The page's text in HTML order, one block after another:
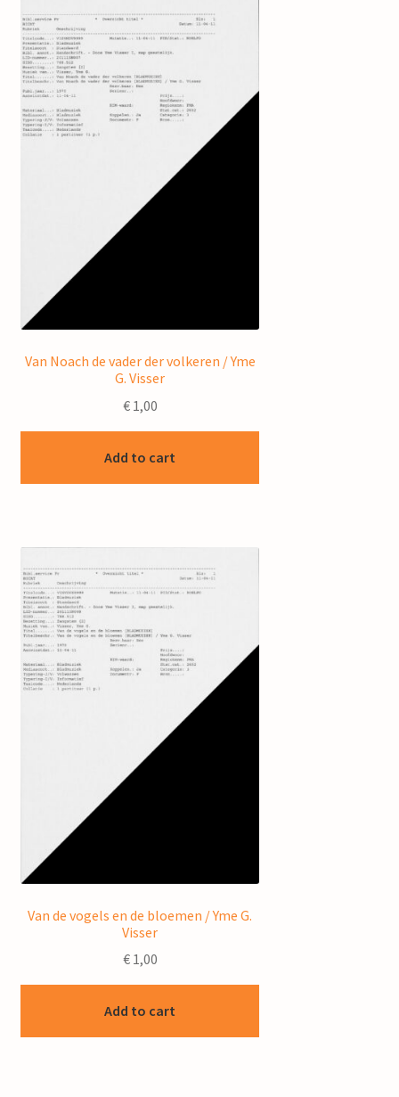
Van Noach de vader der volkeren / Yme
G. Visser
€1,00
Add to cart
Van de vogels en de bloemen / Yme G.
Visser
€1,00
Add to cart